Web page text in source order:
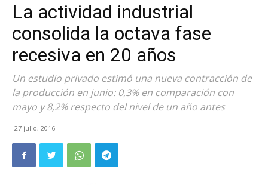
La actividad industrial
consolida la octava fase
recesiva en 20 años
Un estudio privado estimó una nueva contracción de
la producción en junio: 0,3% en comparación con
mayo y 8,2% respecto del nivel de un año antes
27 julio, 2016